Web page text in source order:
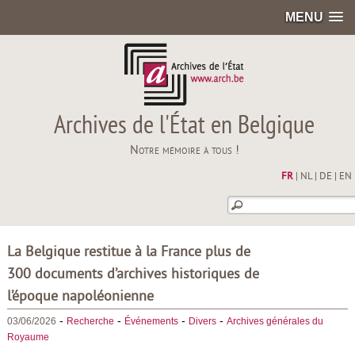
MENU
Archives de l'État en Belgique
Notre mémoire à tous !
FR| NL| DE EN
La Belgique restitue à la France plus de
300 documents d’archives historiques de
l’époque napoléonienne
03/06/2026 - Recherche - Événements- Divers- Archives générales du
Royaume